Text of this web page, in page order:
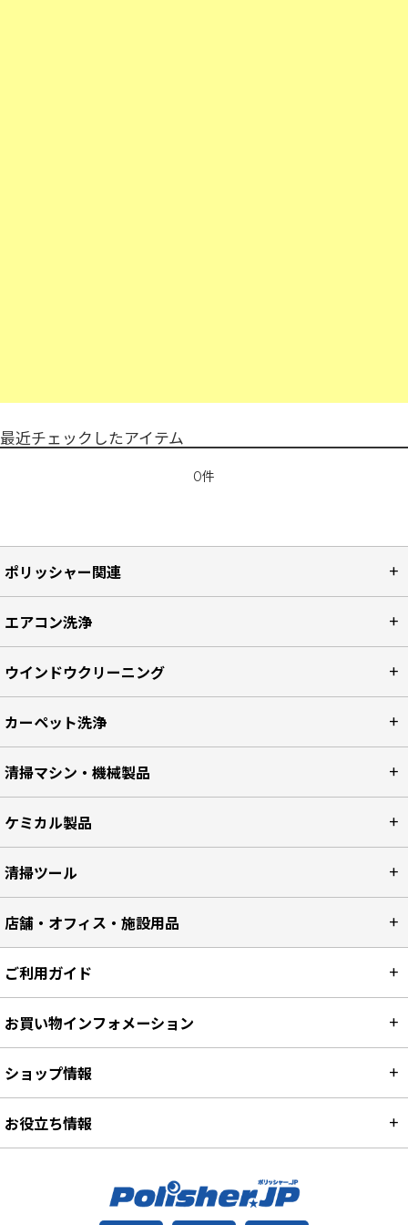
最近チェックしたアイテム
0件
ポリッシャー関連
エアコン洗浄
ウインドウクリーニング
カーペット洗浄
清掃マシン・機械製品
ケミカル製品
清掃ツール
店舗・オフィス・施設用品
ご利用ガイド
お買い物インフォメーション
ショップ情報
お役立ち情報